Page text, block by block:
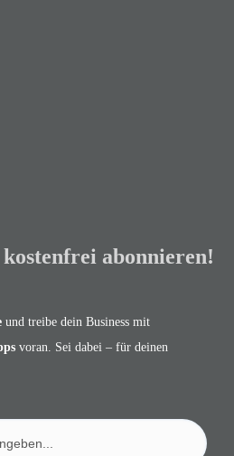
abonnieren!
und treibe dein Business mit
voran. Sei dabei – für deinen